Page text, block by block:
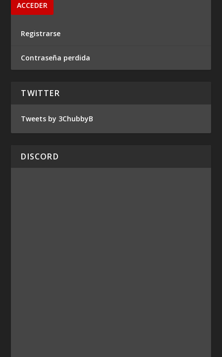
Registrarse
Contraseña perdida
TWITTER
Tweets by 3ChubbyB
DISCORD